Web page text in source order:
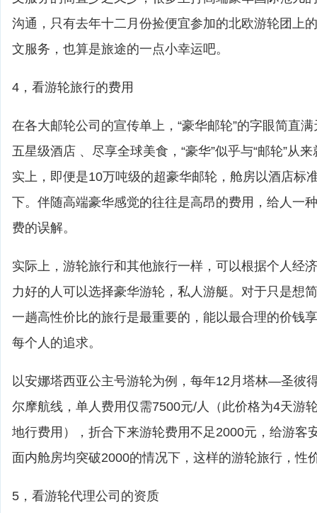
沟通，只有去年十二月份捡便宜参加的北欧游轮团上
文服务，也算是旅途的一点小幸运吧。
4，看游轮旅行的费用
在各大邮轮公司的宣传单上，“豪华邮轮”的字眼简直
五星级酒店 、尽享全球美食，“豪华”似乎与“邮轮”从
实上，即便是10万吨级的超豪华邮轮，舱房以酒店标
下。伴随高端豪华感觉的往往是高昂的费用，给人一
费的误解。
实际上，游轮旅行和其他旅行一样，可以根据个人经
力好的人可以选择豪华游轮，私人游艇。对于只是想
一趟高性价比的旅行是最重要的，能以最合理的价钱
每个人的追求。
以安娜塔西亚公主号游轮为例，每年12月塔林—圣
尔摩航线，单人费用仅需7500元/人（此价格为4天游
地行费用），折合下来游轮费用不足2000元，给游客
面内舱房均突破2000的情况下，这样的游轮旅行，性
5，看游轮代理公司的资质